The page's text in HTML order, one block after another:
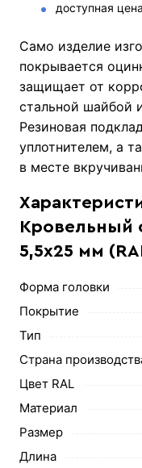
доступная
Само изделие
покрывается
защищает от
стальной шайбой
Резиновая
уплотнителем, а
в месте
Кровельный
5,5х25 мм
Форма головки
Покрытие
Тип
Страна
Цвет RAL
Материал
Размер
Длина